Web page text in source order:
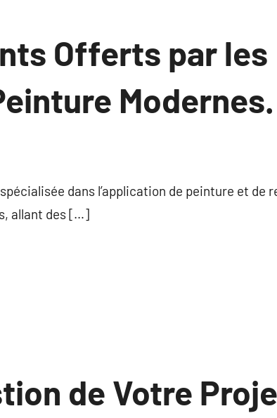
Offerts par les
Modernes.
dans l’application de peinture et de
allant des […]
de Votre